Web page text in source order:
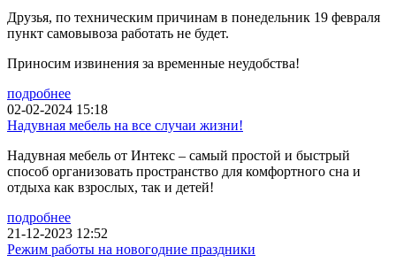
Друзья, по техническим причинам в понедельник 19 февраля
пункт самовывоза работать не будет.
Приносим извинения за временные неудобства!
подробнее
02-02-2024 15:18
Надувная мебель на все случаи жизни!
Надувная мебель от Интекс – самый простой и быстрый
способ организовать пространство для комфортного сна и
отдыха как взрослых, так и детей!
подробнее
21-12-2023 12:52
Режим работы на новогодние праздники